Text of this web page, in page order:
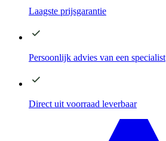
Laagste prijsgarantie
Persoonlijk advies van een specialist
Direct uit voorraad leverbaar